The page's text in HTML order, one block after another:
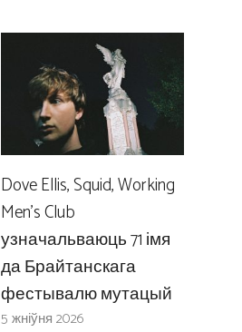
Dove Ellis, Squid, Working
Men’s Club
узначальваюць 71 імя
да Брайтанскага
фестывалю мутацый
5 жніўня 2026